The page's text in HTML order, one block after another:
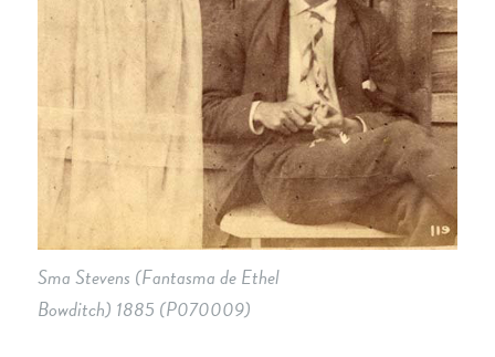
Sma Stevens (Fantasma de Ethel
Bowditch) 1885 (P070009)